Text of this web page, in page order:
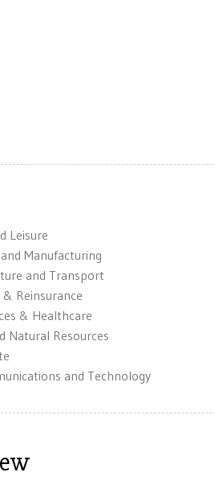
Leisure
Manufacturing
and Transport
Reinsurance
& Healthcare
Natural Resources
and Technology